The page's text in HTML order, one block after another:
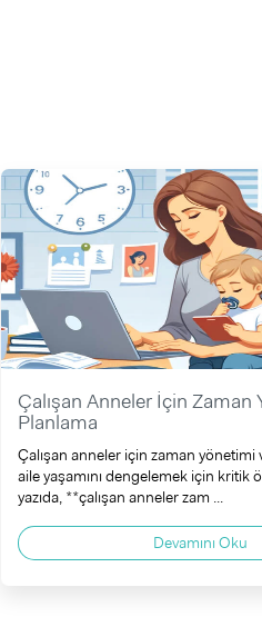
Çalışan Anneler İçin Zaman
Planlama
Çalışan anneler için zaman yönetimi
aile yaşamını dengelemek için kritik
yazıda, **çalışan anneler zam ...
Devamını Oku